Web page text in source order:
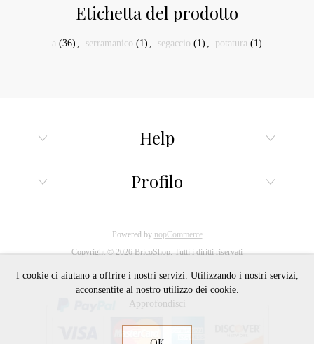
Etichetta del prodotto
a (36) , serramanico (1) , segaccio (1) , potatura (1)
Help
Profilo
Powered by nopCommerce
Copyright © 2026 BricoShop. Tutti i diritti riservati
I cookie ci aiutano a offrire i nostri servizi. Utilizzando i nostri servizi,
acconsentite al nostro utilizzo dei cookie.
Approfondisci